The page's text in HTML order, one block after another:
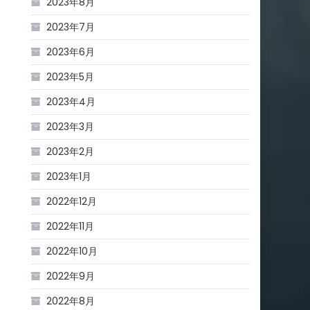
2023年7月
2023年6月
2023年5月
2023年4月
2023年3月
2023年2月
2023年1月
2022年12月
2022年11月
2022年10月
2022年9月
2022年8月